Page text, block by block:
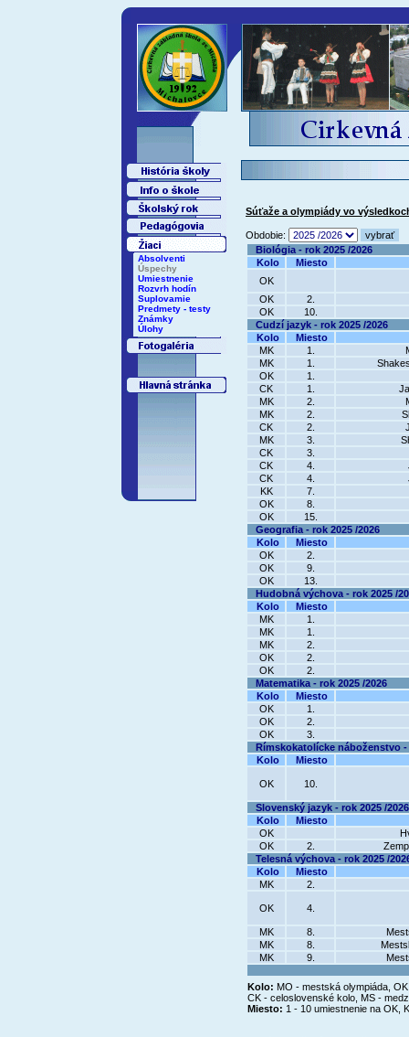
Absolventi
Úspechy
Umiestnenie
Rozvrh hodín
Suplovamie
Predmety - testy
Známky
Úlohy
Súťaže a olympiády vo
Obdobie:
Biológia - rok 2025 /2026
Kolo
Miesto
OK
OK
2.
OK
10.
Cudzí jazyk - rok 2025 /2026
Kolo
Miesto
MK
1.
MK
1.
OK
1.
CK
1.
MK
2.
MK
2.
CK
2.
MK
3.
CK
3.
CK
4.
CK
4.
KK
7.
OK
8.
OK
15.
Geografia - rok 2025 /2026
Kolo
Miesto
OK
2.
OK
9.
OK
13.
Hudobná výchova - rok 2025 /
Kolo
Miesto
MK
1.
MK
1.
MK
2.
OK
2.
OK
2.
Matematika - rok 2025 /2026
Kolo
Miesto
OK
1.
OK
2.
OK
3.
Rímskokatolícke náboženstvo -
Kolo
Miesto
OK 10.
Slovenský jazyk - rok 2025 /2026
Kolo
Miesto
OK
OK
2.
Telesná výchova - rok 2025 /
Kolo
Miesto
MK
2.
OK 4.
MK 8.
MK
8.
MK
9.
Kolo: MO - mestská olympiáda,
CK - celoslovenské kolo, MS -
Miesto: 1 - 10 umiestnenie na OK,